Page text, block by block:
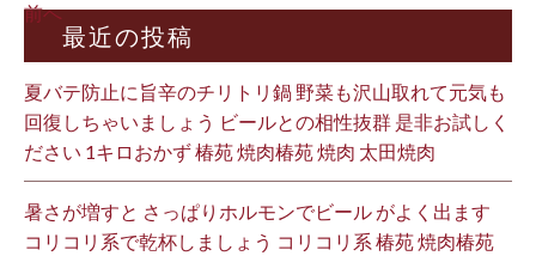
前へ
最近の投稿
夏バテ防止に旨辛のチリトリ鍋 野菜も沢山取れて元気も
回復しちゃいましょう ビールとの相性抜群 是非お試しく
ださい 1キロおかず 椿苑 焼肉椿苑 焼肉 太田焼肉
暑さが増すと さっぱりホルモンでビール がよく出ます
コリコリ系で乾杯しましょう コリコリ系 椿苑 焼肉椿苑